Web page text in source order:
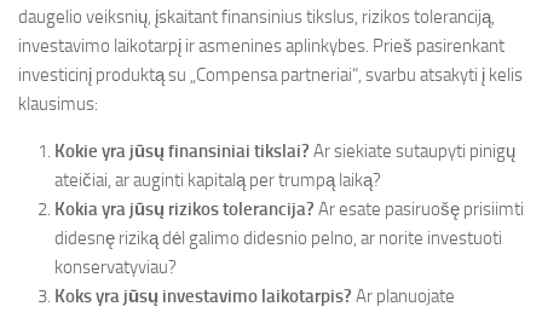
daugelio veiksnių, įskaitant finansinius tikslus, rizikos toleranciją,
investavimo laikotarpį ir asmenines aplinkybes. Prieš pasirenkant
investicinį produktą su „Compensa partneriai“, svarbu atsakyti į kelis
klausimus:
Kokie yra jūsų finansiniai tikslai? Ar siekiate sutaupyti pinigų
ateičiai, ar auginti kapitalą per trumpą laiką?
Kokia yra jūsų rizikos tolerancija? Ar esate pasiruošę prisiimti
didesnę riziką dėl galimo didesnio pelno, ar norite investuoti
konservatyviau?
Koks yra jūsų investavimo laikotarpis? Ar planuojate